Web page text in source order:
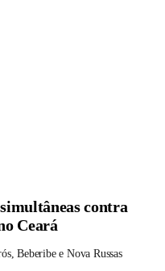
contra
Ceará
Beberibe e Nova Russas